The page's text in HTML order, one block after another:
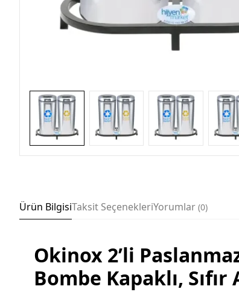
Ürün BilgisiTaksit SeçenekleriYorumlar 0
Okinox 2’li
Bombe Kapaklı,